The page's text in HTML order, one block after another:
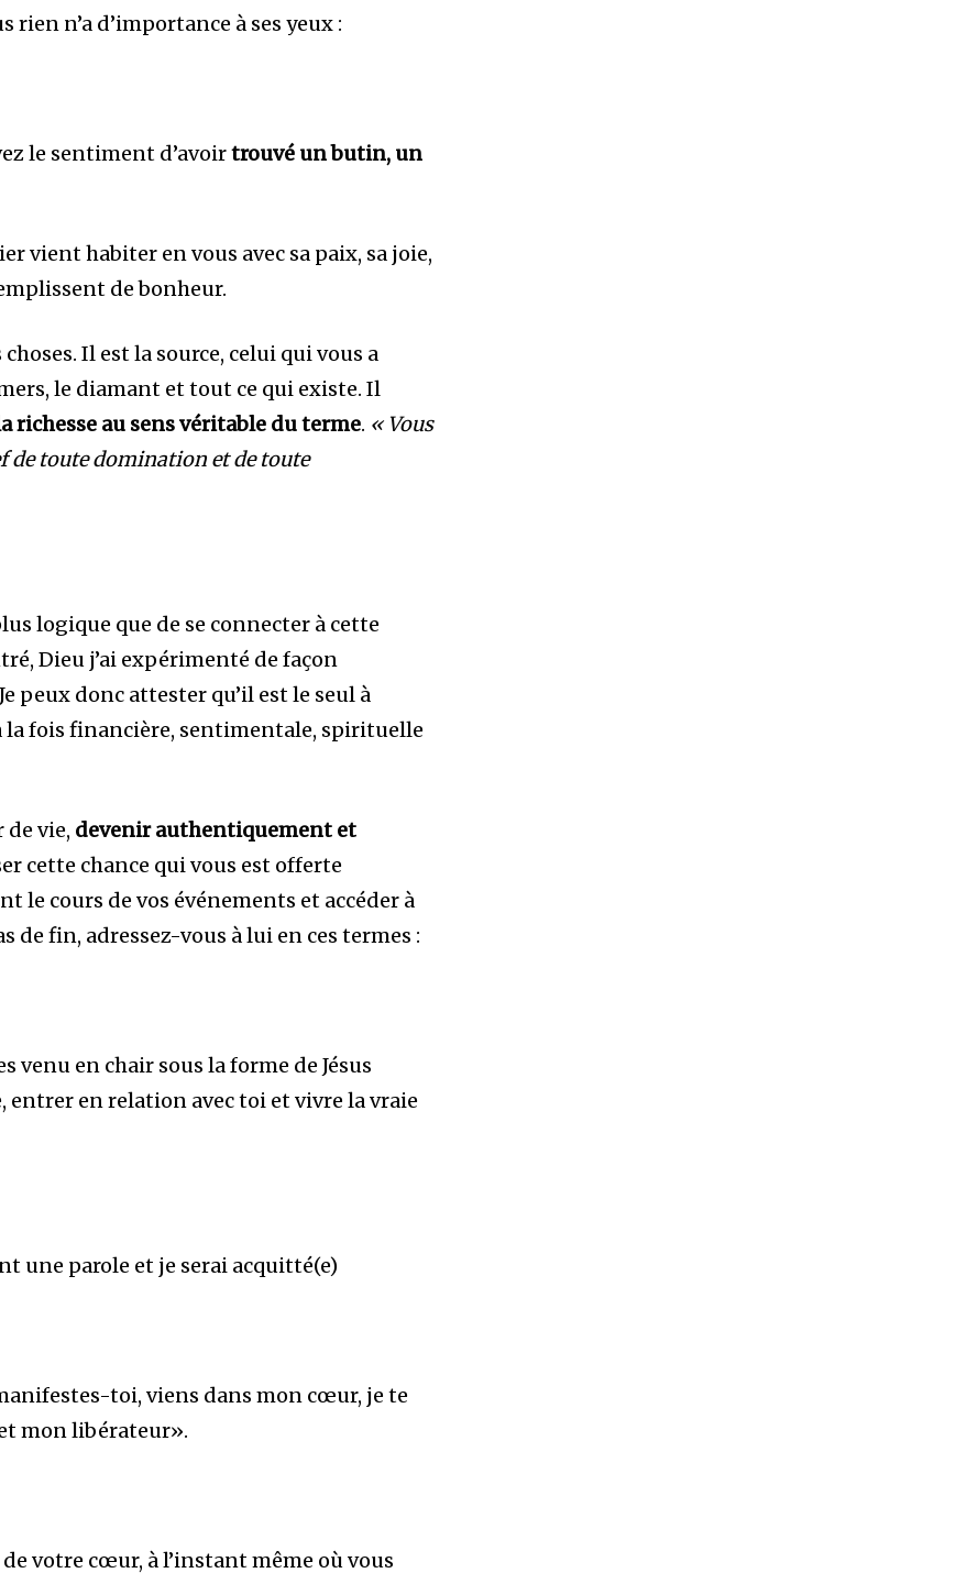
rien n’a d’importance à ses yeux :
le sentiment d’avoirtrouvé un butin, un
vient habiter en vous avec sa paix, sa joie,
de bonheur.
Il est la source, celui qui vous a
le diamant et tout ce qui existe. Il
richesse au sens véritable du terme. « Vous
de toute domination et de toute
logique que de se connecter à cette
Dieu j’ai expérimenté de façon
peux donc attester qu’il est le seul à
la fois financière, sentimentale, spirituelle
vie, devenir authentiquement et
cette chance qui vous est offerte
le cours de vos événements et accéder à
de fin, adressez-vous à lui en ces termes :
venu en chair sous la forme de Jésus
entrer en relation avec toi et vivre la vraie
une parole et je serai acquitté(e)
toi, viens dans mon cœur, je te
mon libérateur».
votre cœur, à l’instant même où vous